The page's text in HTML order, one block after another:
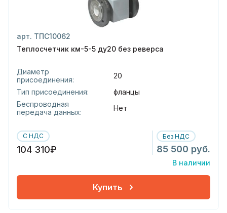
арт. ТПС10062
Теплосчетчик км-5-5 ду20 без реверса
Диаметр
присоединения:
20
Тип присоединения:
фланцы
Беспроводная
передача данных:
Нет
С НДС
104 310₽
Без НДС
85 500 руб.
В наличии
Купить